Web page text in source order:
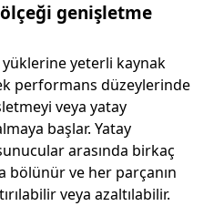
genişletme
yeterli kaynak
performans düzeylerinde
veya yatay
başlar. Yatay
arasında birkaç
bölünür ve her parçanın
veya azaltılabilir.